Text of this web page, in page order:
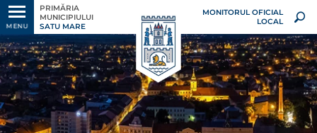
MENU
PRIMĂRIA
MUNICIPIULUI
SATU MARE
MONITORUL OFICIAL
LOCAL